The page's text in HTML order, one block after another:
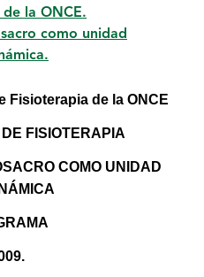
la ONCE.
como unidad
Fisioterapia de la ONCE
FISIOTERAPIA
COMO UNIDAD